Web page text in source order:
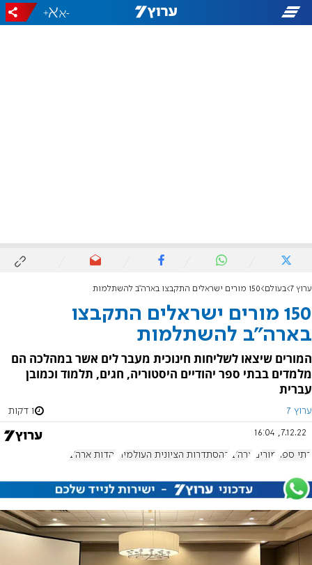
-
+
ערוץ 7 בעולם 150 מורים ישראלים התקבצו בארה"ב להשתלמות
150 מורים ישראלים התקבצו
בארה"ב להשתלמות
המורים שיצאו לשליחות חינוכית מעבר לים אשר במהלכה הם
מלמדים בבתי ספר יהודיים היסטוריה, חגים, תלמוד וכמובן
עברית
ערוץ 7 1 דקות
7.12.22, 16:04
בתי ספר מורים ארה"ב ההסתדרות הציונית העולמית יהדות ארה"ב